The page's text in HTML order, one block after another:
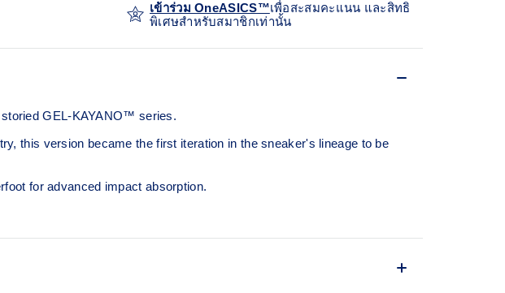
เข้าร่วม OneASICS™เพื่อสะสมคะแนน และสิทธิ
พิเศษสำหรับสมาชิกเท่านั้น
GEL-KAYANO™ series.
this version became the first iteration in the sneaker's lineage to be
for advanced impact absorption.